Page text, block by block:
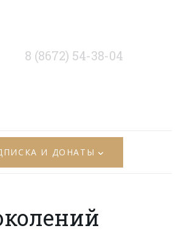
8 (8672) 54-38-04
И ДОНАТЫ